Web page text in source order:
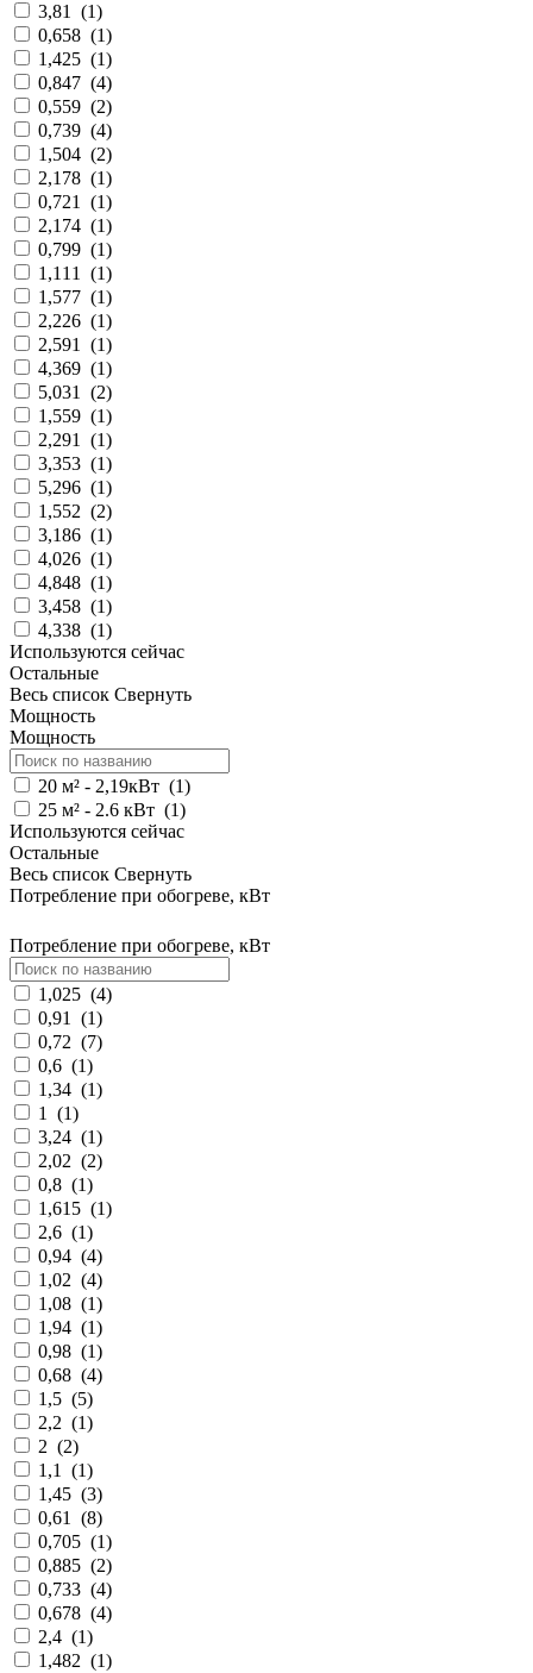
3,81
(1)
0,658 (1)
1,425 (1)
0,847 (4)
0,559 (2)
0,739 (4)
1,504 (2)
2,178 (1)
0,721
(1)
2,174 (1)
0,799 (1)
1,111
(1)
1,577 (1)
2,226 (1)
2,591
(1)
4,369 (1)
5,031
(2)
1,559 (1)
2,291
(1)
3,353 (1)
5,296 (1)
1,552 (2)
3,186 (1)
4,026 (1)
4,848 (1)
3,458 (1)
4,338 (1)
Используются сейчас
Остальные
Весь список Свернуть
Мощность
Мощность
20 м² - 2,19кВт (1)
25 м² - 2.6 кВт (1)
Используются сейчас
Остальные
Весь список Свернуть
Потребление при обогреве, кВт
Потребление при обогреве, кВт
1,025 (4)
0,91
(1)
0,72 (7)
0,6 (1)
1,34 (1)
1
(1)
3,24 (1)
2,02 (2)
0,8 (1)
1,615 (1)
2,6 (1)
0,94 (4)
1,02 (4)
1,08 (1)
1,94 (1)
0,98 (1)
0,68 (4)
1,5 (5)
2,2 (1)
2 (2)
1,1
(1)
1,45 (3)
0,61
(8)
0,705 (1)
0,885 (2)
0,733 (4)
0,678 (4)
2,4 (1)
1,482 (1)